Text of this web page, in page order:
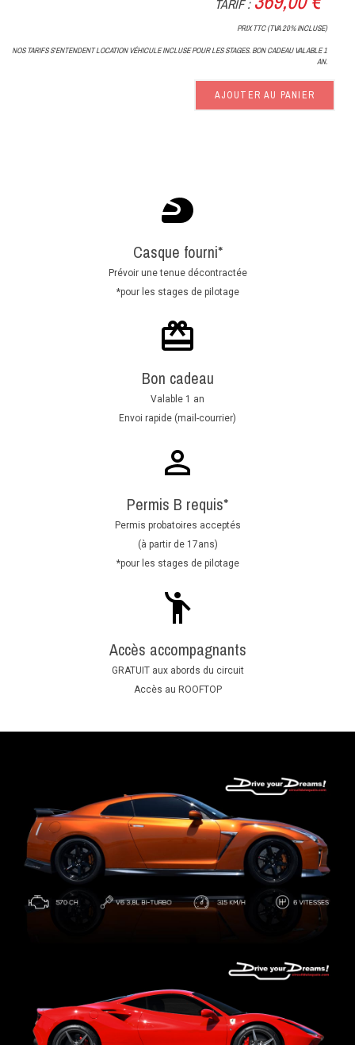
TARIF :
PRIX TTC (TVA 20% INCLUSE)
NOS TARIFS S'ENTENDENT LOCATION VÉHICULE INCLUSE POUR LES STAGES. BON CADEAU VALABLE 1
AN.
AJOUTER AU PANIER
Casque fourni*
Prévoir une tenue décontractée
*pour les stages de pilotage
Bon cadeau
Valable 1 an
Envoi rapide (mail-courrier)
Permis B requis*
Permis probatoires acceptés
(à partir de 17ans)
*pour les stages de pilotage
Accès accompagnants
GRATUIT aux abords du circuit
Accès au ROOFTOP